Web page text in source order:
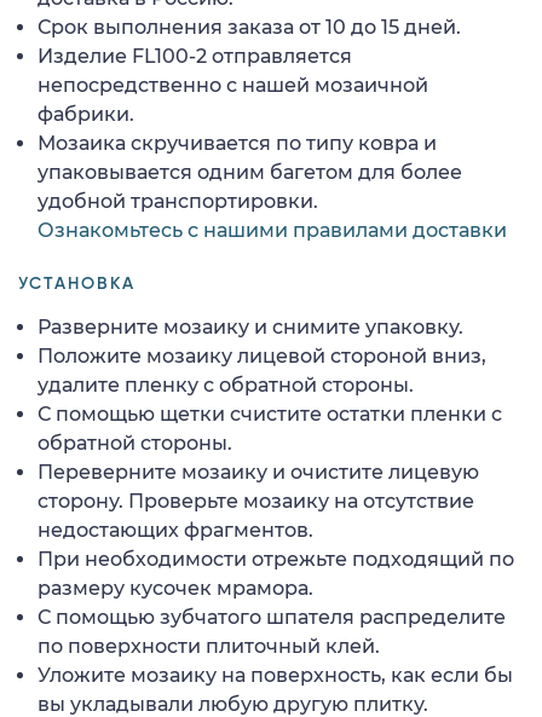
Срок выполнения заказа от 10 до 15 дней.
Изделие FL100-2 отправляется
непосредственно с нашей мозаичной
фабрики.
Мозаика скручивается по типу ковра и
упаковывается одним багетом для более
удобной транспортировки.
Ознакомьтесь с нашими правилами доставки
УСТАНОВКА
Разверните мозаику и снимите упаковку.
Положите мозаику лицевой стороной вниз,
удалите пленку с обратной стороны.
С помощью щетки счистите остатки пленки с
обратной стороны.
Переверните мозаику и очистите лицевую
сторону. Проверьте мозаику на отсутствие
недостающих фрагментов.
При необходимости отрежьте подходящий по
размеру кусочек мрамора.
С помощью зубчатого шпателя распределите
по поверхности плиточный клей.
Уложите мозаику на поверхность, как если бы
вы укладывали любую другую плитку.